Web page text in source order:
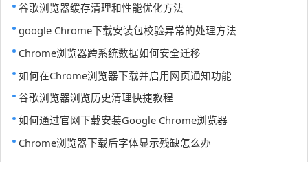
谷歌浏览器缓存清理和性能优化方法
google Chrome下载安装包校验异常的处理方法
Chrome浏览器跨系统数据如何安全迁移
如何在Chrome浏览器下载并启用网页通知功能
谷歌浏览器浏览历史清理快捷教程
如何通过官网下载安装Google Chrome浏览器
Chrome浏览器下载后字体显示残缺怎么办